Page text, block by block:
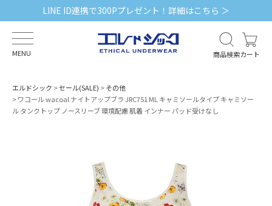
LINE ID連携で300Pプレゼント！詳細はこちら ＞
MENU 商品検索カート
エルドシック セール(SALE)
その他
ワコール wacoal ナイトアップブラ JRC751 ML キャミソールタイプ キャミソー
ル タンクトップ ノースリーブ 環境配慮 肌着 インナー パッド受けなし